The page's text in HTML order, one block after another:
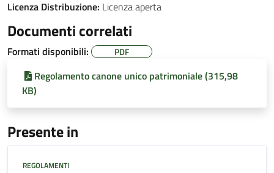
Licenza Distribuzione: Licenza aperta
Documenti correlati
Formati disponibili: PDF
Regolamento canone unico patrimoniale (315,98
KB)
Presente in
REGOLAMENTI